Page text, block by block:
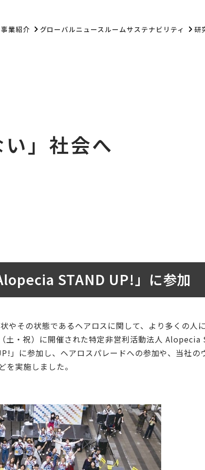
事業紹介 グローバルニュースルームサステナビリティ 研
い」社会へ
STAND UP!」に参加
やその状態であるヘアロスに関して、より多くの人
土・祝）に開催された特定非営利活動法人
に参加し、ヘアロスパレードへの参加や、当社の
実施しました。